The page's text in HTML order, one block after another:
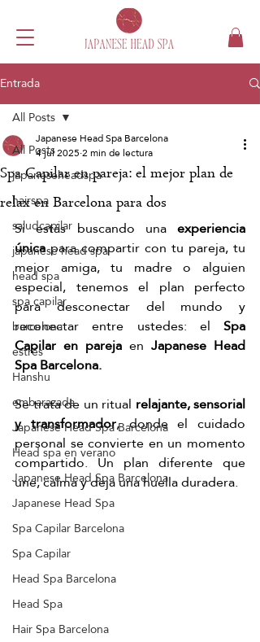
Entrada
All Posts
japaneseheadspa
hairspa
saludcapilar
japanese head spa
head spa
spa capilar
barcelona
estrés
Hanshu
embarazada
Japanese Head Spa Barcelona
Head spa en verano
Japanese Head Spa Barcelona
Japanese Head Spa
Spa Capilar Barcelona
Spa Capilar
Head Spa Barcelona
Head Spa
Hair Spa Barcelona
All Posts
Spa Capilar en pareja: el mejor plan de
relax en Barcelona para dos
Japanese Head Spa Barcelona
4 jul 20252 min de lectura
Si estás buscando una experiencia
única para compartir con tu pareja, tu
mejor amiga, tu madre o alguien
especial, tenemos el plan perfecto
para desconectar del mundo y
reconectar entre ustedes: el Spa
Capilar en pareja en Japanese Head
Spa Barcelona.
Se trata de un ritual relajante, sensorial
y transformador, donde el cuidado
personal se convierte en un momento
compartido. Un plan diferente que
une, calma y deja una huella duradera.